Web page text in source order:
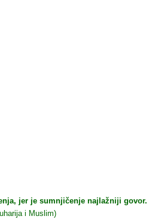
jer je sumnjičenje najlažniji govor.
i Muslim)